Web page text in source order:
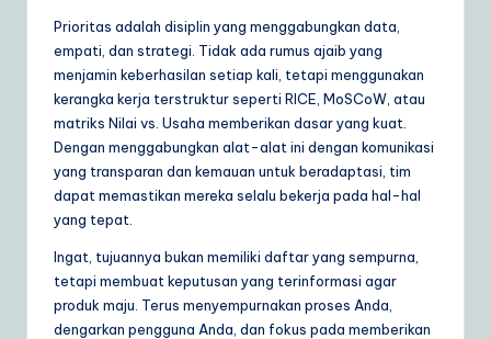
Prioritas adalah disiplin yang menggabungkan data,
empati, dan strategi. Tidak ada rumus ajaib yang
menjamin keberhasilan setiap kali, tetapi menggunakan
kerangka kerja terstruktur seperti RICE, MoSCoW, atau
matriks Nilai vs. Usaha memberikan dasar yang kuat.
Dengan menggabungkan alat-alat ini dengan komunikasi
yang transparan dan kemauan untuk beradaptasi, tim
dapat memastikan mereka selalu bekerja pada hal-hal
yang tepat.
Ingat, tujuannya bukan memiliki daftar yang sempurna,
tetapi membuat keputusan yang terinformasi agar
produk maju. Terus menyempurnakan proses Anda,
dengarkan pengguna Anda, dan fokus pada memberikan